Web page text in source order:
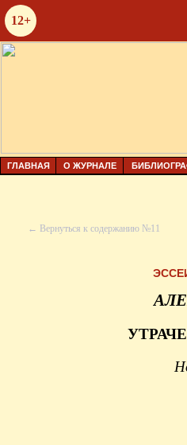
12+
ГЛАВНАЯ О ЖУРНАЛЕ
← Вернуться к содержанию №11